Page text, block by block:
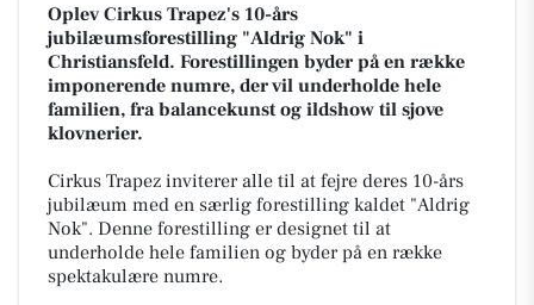
Oplev Cirkus Trapez's 10-års
jubilæumsforestilling "Aldrig Nok" i
Christiansfeld. Forestillingen byder på en række
imponerende numre, der vil underholde hele
familien, fra balancekunst og ildshow til sjove
klovnerier.
Cirkus Trapez inviterer alle til at fejre deres 10-års
jubilæum med en særlig forestilling kaldet "Aldrig
Nok". Denne forestilling er designet til at
underholde hele familien og byder på en række
spektakulære numre.